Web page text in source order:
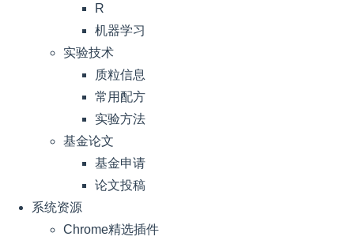
R
机器学习
实验技术
质粒信息
常用配方
实验方法
基金论文
基金申请
论文投稿
系统资源
Chrome精选插件